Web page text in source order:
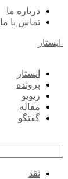
درباره ما
تماس با ما
ایستار
ایستار
پرونده
ریویو
مقاله
گفتگو
نقد